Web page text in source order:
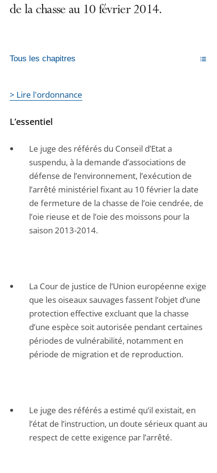
de la chasse au 10 février 2014.
Tous les chapitres
> Lire l'ordonnance
L’essentiel
Le juge des référés du Conseil d’Etat a
suspendu, à la demande d’associations de
défense de l’environnement, l’exécution de
l’arrêté ministériel fixant au 10 février la date
de fermeture de la chasse de l’oie cendrée, de
l’oie rieuse et de l’oie des moissons pour la
saison 2013-2014.
La Cour de justice de l’Union européenne exige
que les oiseaux sauvages fassent l’objet d’une
protection effective excluant que la chasse
d’une espèce soit autorisée pendant certaines
périodes de vulnérabilité, notamment en
période de migration et de reproduction.
Le juge des référés a estimé qu’il existait, en
l’état de l’instruction, un doute sérieux quant au
respect de cette exigence par l’arrêté.